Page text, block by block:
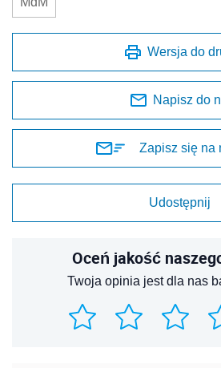
Wersja do
Napisz do
Zapisz się na
Udostępnij
Oceń jakość
Twoja opinia jest dla nas